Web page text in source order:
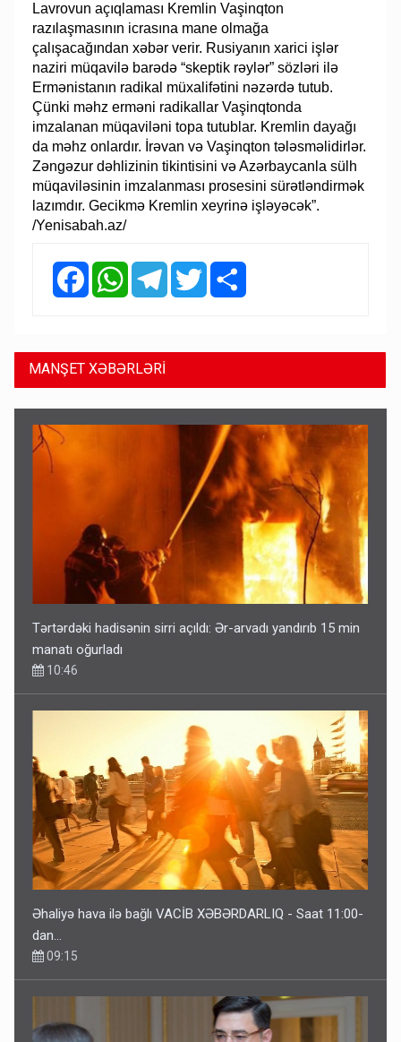
Lavrovun açıqlaması Kremlin Vaşinqton
razılaşmasının icrasına mane olmağa
çalışacağından xəbər verir. Rusiyanın xarici işlər
naziri müqavilə barədə “skeptik rəylər” sözləri ilə
Ermənistanın radikal müxalifətini nəzərdə tutub.
Çünki məhz erməni radikallar Vaşinqtonda
imzalanan müqaviləni topa tutublar. Kremlin dayağı
da məhz onlardır. İrəvan və Vaşinqton tələsməlidirlər.
Zəngəzur dəhlizinin tikintisini və Azərbaycanla sülh
müqaviləsinin imzalanması prosesini sürətləndirmək
lazımdır. Gecikmə Kremlin xeyrinə işləyəcək”.
/Yenisabah.az/
FacebookWhatsAppTelegramTwitter
MANŞET XƏBƏRLƏRİ
Tərtərdəki hadisənin sirri açıldı: Ər-arvadı yandırıb 15 min
manatı oğurladı
10:46
Əhaliyə hava ilə bağlı VACİB XƏBƏRDARLIQ - Saat 11:00-
dan…
09:15